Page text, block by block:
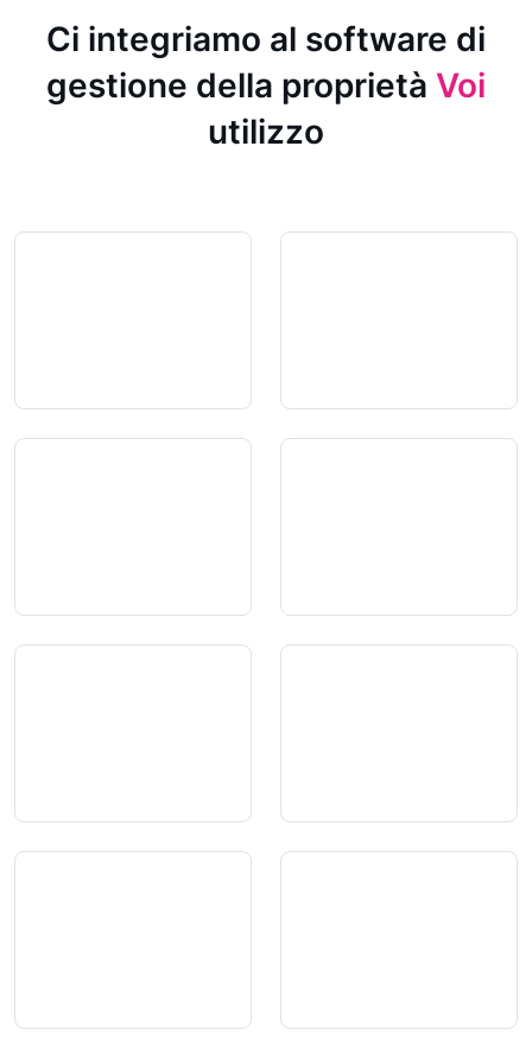
Ci integriamo al software di
gestione della proprietà Voi
utilizzo